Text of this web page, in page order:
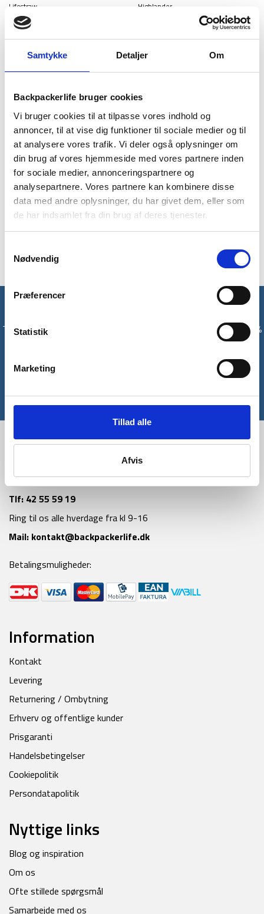
Samtykke Detaljer Om
Backpackerlife bruger cookies
Vi bruger cookies til at tilpasse vores indhold og
annoncer, til at vise dig funktioner til sociale medier og til
at analysere vores trafik. Vi deler også oplysninger om
din brug af vores hjemmeside med vores partnere inden
for sociale medier, annonceringspartnere og
analysepartnere. Vores partnere kan kombinere disse
data med andre oplysninger, du har givet dem, eller som
de har indsamlet fra din brug af deres tjenester.
Nødvendig
Præferencer
Statistik
Marketing
Tillad alle
Afvis
Lifestraw
Lifestraw – Personligt
vandfilter – Blå
kr
Den
oprindelige
pris
199 kr.
169kr
pris
169 kr.
Highlander
Pengebælte Deluxe
99kr
Aquipe
TSA kodehængelås – Sort
59kr
LifeVenture
Wirehængelås –
Tilmeld dig vores nyhedsbrev og modtag med det samme en 10%
Tlf: 42 55 59 19
Ring til os alle hverdage fra kl 9-16
Mail: kontakt@backpackerlife.dk
Betalingsmuligheder:
Information
Kontakt
Levering
Returnering / Ombytning
Erhverv og offentlige kunder
Prisgaranti
Handelsbetingelser
Cookiepolitik
Persondatapolitik
Nyttige links
Blog og inspiration
Om os
Ofte stillede spørgsmål
Samarbejde med os